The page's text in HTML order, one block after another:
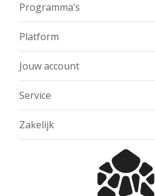
Programma’s
Platform
Jouw account
Service
Zakelijk